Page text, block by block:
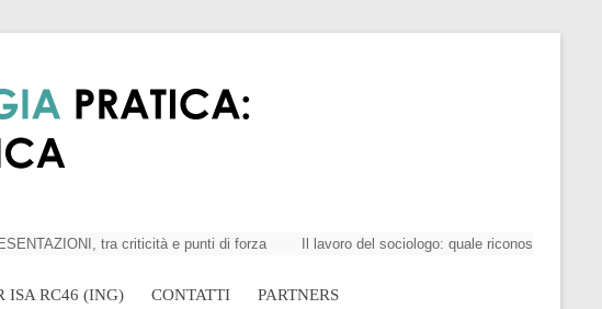
tra criticità e punti di forza Il lavoro del sociologo: quale riconoscimento della
ISA RC46 (ING) CONTATTI PARTNERS